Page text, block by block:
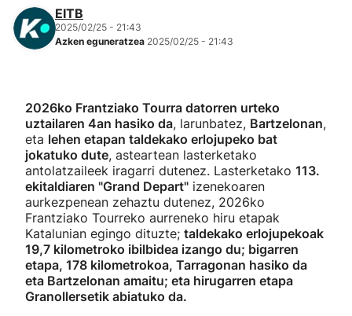
EITB
2025/02/25 - 21:43
Azken eguneratzea 2025/02/25 - 21:43
2026ko Frantziako Tourra datorren urteko
uztailaren 4an hasiko da, larunbatez, Bartzelonan,
eta lehen etapan taldekako erlojupeko bat
jokatuko dute, asteartean lasterketako
antolatzaileek iragarri dutenez. Lasterketako 113.
ekitaldiaren "Grand Depart" izenekoaren
aurkezpenean zehaztu dutenez, 2026ko
Frantziako Tourreko aurreneko hiru etapak
Katalunian egingo dituzte; taldekako erlojupekoak
19,7 kilometroko ibilbidea izango du; bigarren
etapa, 178 kilometrokoa, Tarragonan hasiko da
eta Bartzelonan amaitu; eta hirugarren etapa
Granollersetik abiatuko da.